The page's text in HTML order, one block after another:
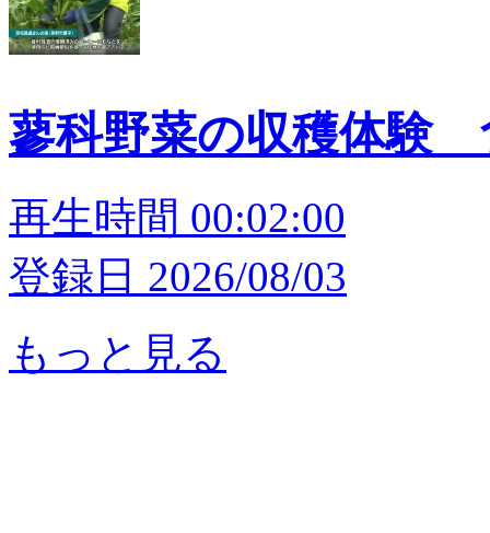
蓼科野菜の収穫体験
再生時間 00:02:00
登録日 2026/08/03
もっと見る